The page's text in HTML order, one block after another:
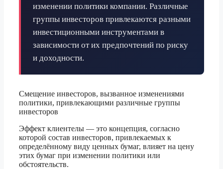
изменении политики компании. Различные
группы инвесторов привлекаются разными
инвестиционными инструментами в
зависимости от их предпочтений по риску
и доходности.
Смещение инвесторов, вызванное изменениями
политики, привлекающими различные группы
инвесторов
Эффект клиентелы — это концепция, согласно
которой состав инвесторов, привлекаемых к
определённому виду ценных бумаг, влияет на цену
этих бумаг при изменении политики или
обстоятельств.